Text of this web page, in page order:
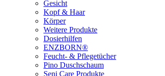
Gesicht
Kopf & Haar
Körper
Weitere Produkte
Dosierhilfen
ENZBORN®
Feucht- & Pflegetücher
Pino Duschschaum
Seni Care Produkte